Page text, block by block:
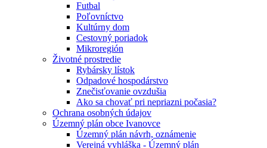
Futbal
Poľovníctvo
Kultúrny dom
Cestovný poriadok
Mikroregión
Životné prostredie
Rybársky lístok
Odpadové hospodárstvo
Znečisťovanie ovzdušia
Ako sa chovať pri nepriazni počasia?
Ochrana osobných údajov
Územný plán obce Ivanovce
Územný plán návrh, oznámenie
Verejná vyhláška - Územný plán